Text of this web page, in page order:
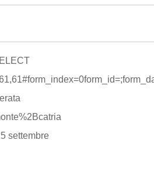
settembre